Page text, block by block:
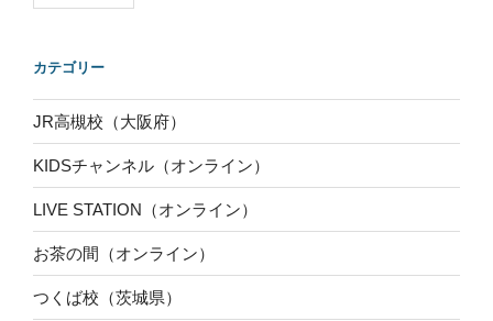
カテゴリー
JR高槻校（大阪府）
KIDSチャンネル（オンライン）
LIVE STATION（オンライン）
お茶の間（オンライン）
つくば校（茨城県）